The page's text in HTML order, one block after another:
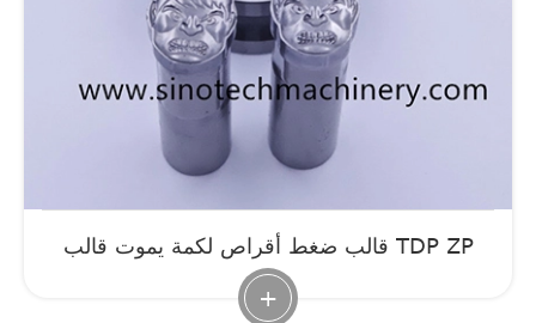
قالب ضغط أقراص لكمة يموت قالب TDP ZP
+